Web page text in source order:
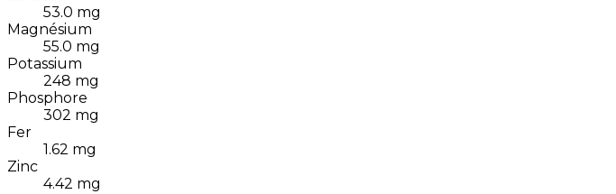
53.0 mg
Magnésium
55.0 mg
Potassium
248 mg
Phosphore
302 mg
Fer
1.62 mg
Zinc
4.42 mg